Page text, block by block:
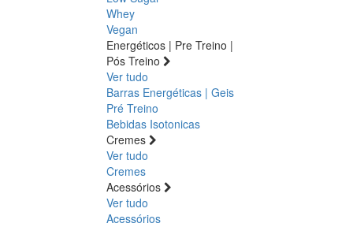
Whey
Vegan
Energéticos | Pre Treino |
Pós Treino
Ver tudo
Barras Energéticas | Geis
Pré Treino
Bebidas Isotonicas
Cremes
Ver tudo
Cremes
Acessórios
Ver tudo
Acessórios